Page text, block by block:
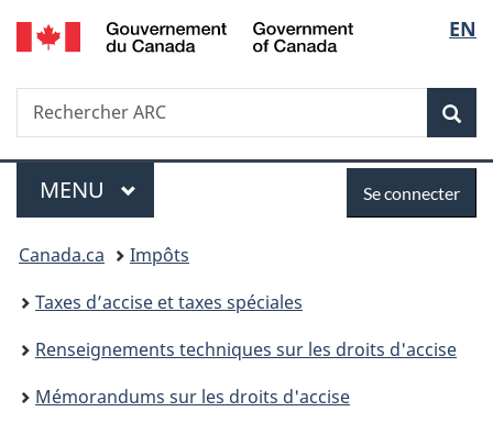
Passer
au
Passer
à
du
Passer
à
simplifiée
de
la
EN
Recherche
Rechercher
ARC
Menu
MENU PRINCIPAL
connecter
Se connecter
Vous
êtes
ici :
Canada.ca
Impôts
Taxes d’accise et taxes spéciales
Renseignements techniques sur les droits d'accise
Mémorandums sur les droits d'accise